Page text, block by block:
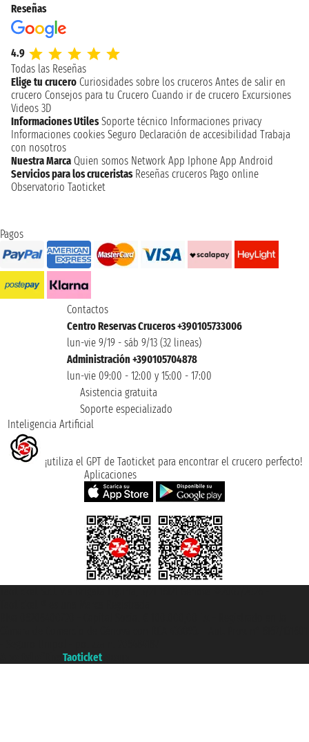
Reseñas
4.9
Todas las Reseñas
Elige tu crucero Curiosidades sobre los cruceros Antes de salir en
crucero Consejos para tu Crucero Cuando ir de crucero Excursiones
Videos 3D
Informaciones Utiles Soporte técnico Informaciones privacy
Informaciones cookies Seguro Declaración de accesibilidad Trabaja
con nosotros
Nuestra Marca Quien somos Network App Iphone App Android
Servicios para los cruceristas Reseñas cruceros Pago online
Observatorio Taoticket
Pagos
Contactos
Centro Reservas Cruceros +390105733006
lun-vie 9/19 - sáb 9/13 (32 lineas)
Administración +390105704878
lun-vie 09:00 - 12:00 y 15:00 - 17:00
Asistencia gratuita
Soporte especializado
Inteligencia Artificial
¡utiliza el GPT de Taoticket para encontrar el crucero perfecto!
Aplicaciones
Taoticket